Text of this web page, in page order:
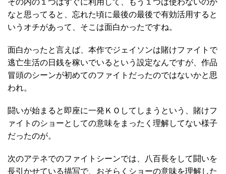
なと思ってると、忘れた頃に最後の最後で有効活用すると
いうオチがあって、そこは面白かったですね。
面白かったと言えば、本作でジェイソンは賭けファイトで
逃亡生活の日銭を稼いでいるという設定なんですが、作品
冒頭のシーンが初めてのファイトだったのではないかと思
われ。
闘いが始まると即座に一発ＫＯしてしまうという、賭けフ
ァイトのショーとしての意味をまったく理解してない様子
だったのが。
次のアテネでのファイトシーンでは、八百長をして闘いを
長引かせている描写で、おそらくショーの意味を理解した